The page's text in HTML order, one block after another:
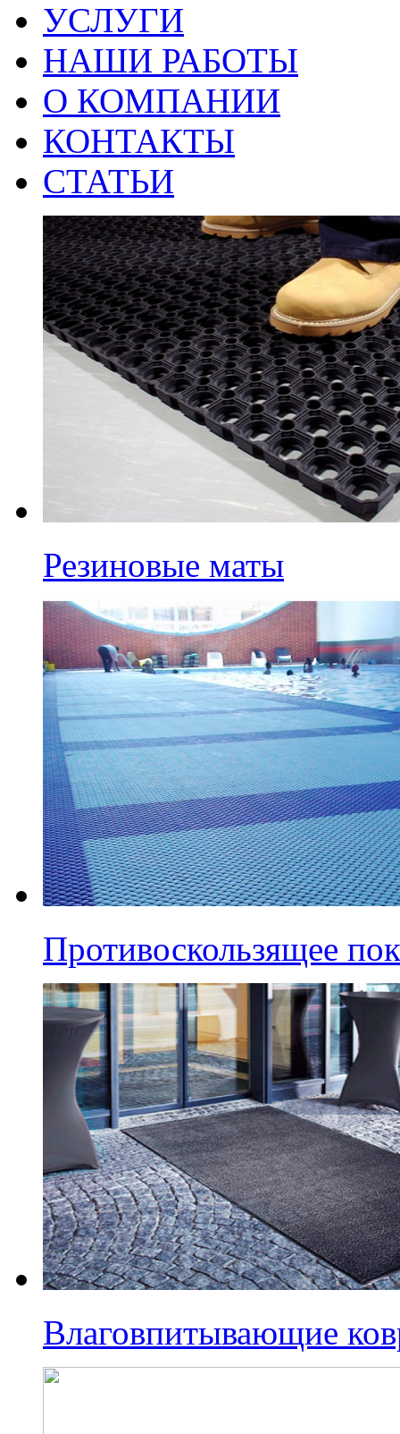
УСЛУГИ
НАШИ РАБОТЫ
О КОМПАНИИ
КОНТАКТЫ
СТАТЬИ
Резиновые маты
Противоскользящее
Влаговпитывающие